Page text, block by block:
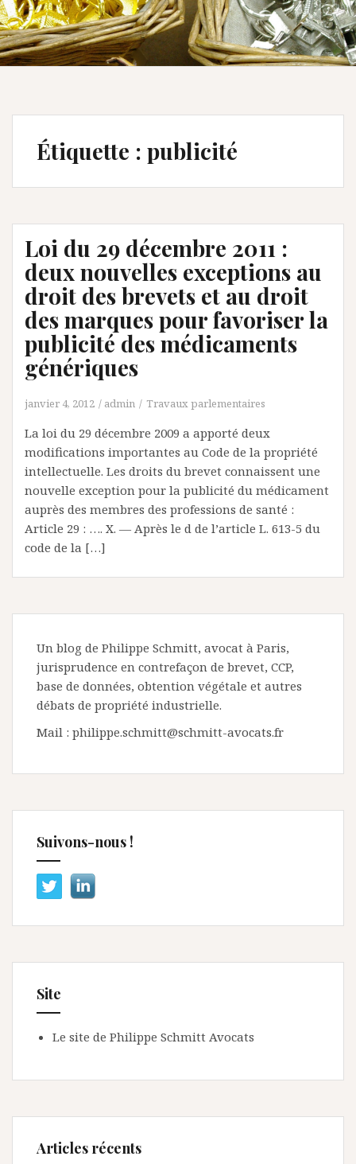
Étiquette : publicité
Loi du 29 décembre 2011 :
deux nouvelles exceptions au
droit des brevets et au droit
des marques pour favoriser la
publicité des médicaments
génériques
janvier 4, 2012 admin Travaux parlementaires
La loi du 29 décembre 2009 a apporté deux
modifications importantes au Code de la propriété
intellectuelle. Les droits du brevet connaissent une
nouvelle exception pour la publicité du médicament
auprès des membres des professions de santé :
Article 29 : …. X. ― Après le d de l’article L. 613-5 du
code de la […]
Un blog de Philippe Schmitt, avocat à Paris,
jurisprudence en contrefaçon de brevet, CCP,
base de données, obtention végétale et autres
débats de propriété industrielle.
Mail : philippe.schmitt@schmitt-avocats.fr
Suivons-nous !
Site
Le site de Philippe Schmitt Avocats
Articles récents